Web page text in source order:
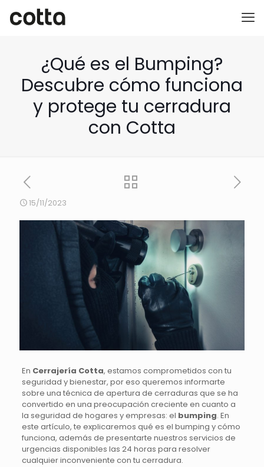
¿Qué es el Bumping?
Descubre cómo funciona
y protege tu cerradura
con Cotta
15/11/2023
En Cerrajería Cotta, estamos comprometidos con tu
seguridad y bienestar, por eso queremos informarte
sobre una técnica de apertura de cerraduras que se ha
convertido en una preocupación creciente en cuanto a
la seguridad de hogares y empresas: el bumping. En
este artículo, te explicaremos qué es el bumping y cómo
funciona, además de presentarte nuestros servicios de
urgencias disponibles las 24 horas para resolver
cualquier inconveniente con tu cerradura.